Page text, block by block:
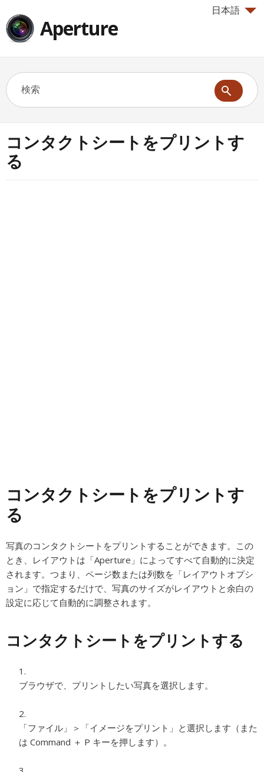
日本語
Aperture
コンタクトシートをプリントす
る
コンタクトシートをプリントす
る
写真のコンタクトシートをプリントすることができます。この
とき、レイアウトは「Aperture」によってすべて自動的に決定
されます。つまり、ページ数または列数を「レイアウトオプシ
ョン」で指定するだけで、写真のサイズがレイアウトと余白の
設定に応じて自動的に調整されます。
コンタクトシートをプリントする
ブラウザで、プリントしたい写真を選択します。
「ファイル」＞「イメージをプリント」と選択します（また
は Command ＋ P キーを押します）。